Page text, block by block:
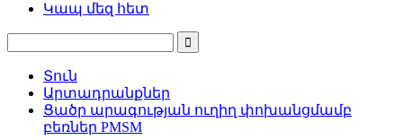
Կապ մեզ հետ
Տուն
Արտադրանքներ
Ցածր արագության ուղիղ փոխանցմամբ
բեռներ PMSM